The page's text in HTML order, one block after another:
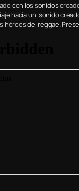
con los sonidos
hacia un sonido
del reggae.